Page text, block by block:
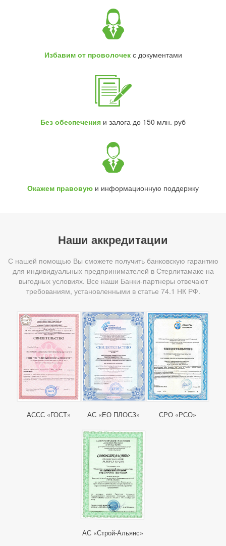
Избавим от проволочекс документами
Без обеспечения и залога до 150 млн. руб
Окажем правовую и информационную поддержку
Наши аккредитации
С нашей помощью Вы сможете получить банковскую гарантию
для индивидуальных предпринимателей в Стерлитамаке на
выгодных условиях. Все наши Банки-партнеры отвечают
требованиям, установленными в статье 74.1 НК РФ.
АССС «ГОСТ» АС «ЕО ПЛОСЗ» СРО «РСО»
АС «Строй-Альянс»